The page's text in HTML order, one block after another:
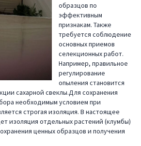
образцов по
эффективным
признакам. Также
требуется соблюдение
основных приемов
селекционных работ.
Например, правильное
регулирование
опыления становится
сахарной свеклы.Для сохранения
необходимым условием при
строгая изоляция. В настоящее
изоляция отдельных растений (клумбы)
ценных образцов и получения